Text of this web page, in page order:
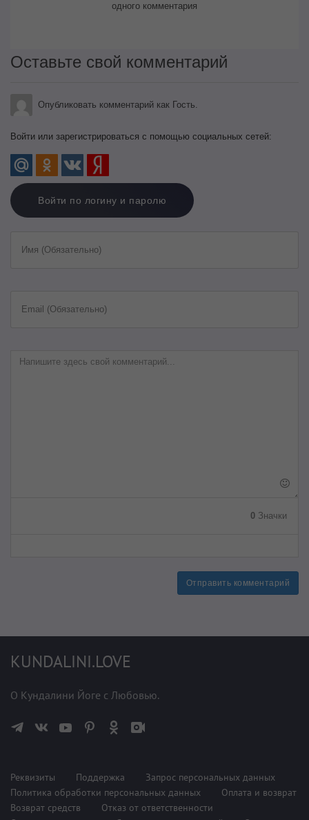
одного комментария
Оставьте свой комментарий
Опубликовать комментарий как Гость.
Войти или зарегистрироваться с помощью социальных сетей:
Войти по логину и паролю
Имя (Обязательно)
Email (Обязательно)
0 Значки
Отправить комментарий
KUNDALINI.LOVE
О Кундалини Йоге с Любовью.
Реквизиты Поддержка
Запрос персональных данных
Политика обработки персональных данных
Оплата и возврат
Возврат средств
Отказ от ответственности